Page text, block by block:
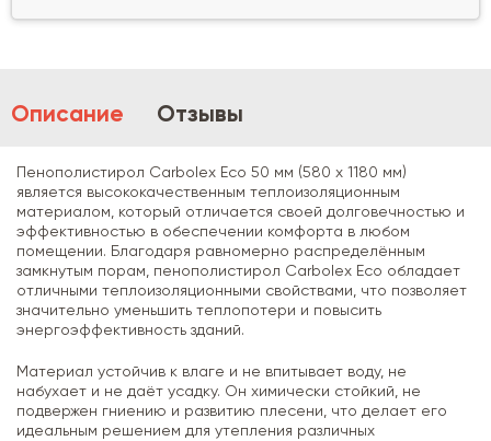
Описание Отзывы
Пенополистирол Carbolex Eco 50 мм (580 х 1180 мм)
является высококачественным теплоизоляционным
материалом, который отличается своей долговечностью и
эффективностью в обеспечении комфорта в любом
помещении. Благодаря равномерно распределённым
замкнутым порам, пенополистирол Carbolex Eco обладает
отличными теплоизоляционными свойствами, что позволяет
значительно уменьшить теплопотери и повысить
энергоэффективность зданий.
Материал устойчив к влаге и не впитывает воду, не
набухает и не даёт усадку. Он химически стойкий, не
подвержен гниению и развитию плесени, что делает его
идеальным решением для утепления различных